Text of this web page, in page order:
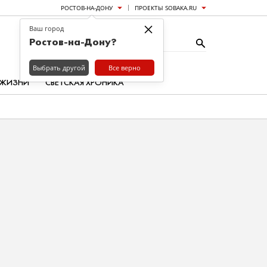
РОСТОВ-НА-ДОНУ ПРОЕКТЫ SOBAKA.RU
СВЕТСКАЯ ХРОНИКА
×
Ваш город
Ростов-на-Дону?
Выбрать другой Все верно